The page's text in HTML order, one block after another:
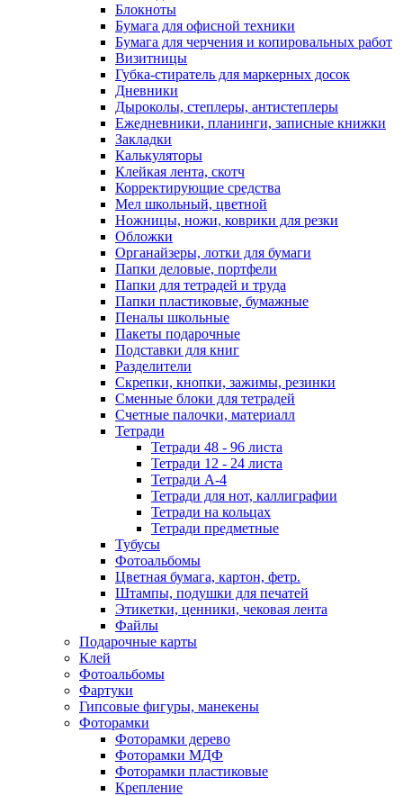
Блокноты
Бумага для офисной техники
Бумага для черчения и копировальных работ
Визитницы
Губка-стиратель для маркерных досок
Дневники
Дыроколы, степлеры, антистеплеры
Ежедневники, планинги, записные книжки
Закладки
Калькуляторы
Клейкая лента, скотч
Корректирующие средства
Мел школьный, цветной
Ножницы, ножи, коврики для резки
Обложки
Органайзеры, лотки для бумаги
Папки деловые, портфели
Папки для тетрадей и труда
Папки пластиковые, бумажные
Пеналы школьные
Пакеты подарочные
Подставки для книг
Разделители
Скрепки, кнопки, зажимы, резинки
Сменные блоки для тетрадей
Счетные палочки, материалл
Тетради
Тетради 48 - 96 листа
Тетради 12 - 24 листа
Тетради А-4
Тетради для нот, каллиграфии
Тетради на кольцах
Тетради предметные
Тубусы
Фотоальбомы
Цветная бумага, картон, фетр.
Штампы, подушки для печатей
Этикетки, ценники, чековая лента
Файлы
Подарочные карты
Клей
Фотоальбомы
Фартуки
Гипсовые фигуры, манекены
Фоторамки
Фоторамки дерево
Фоторамки МДФ
Фоторамки пластиковые
Крепление